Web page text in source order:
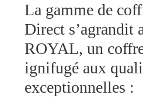
La gamme de
Direct s’agrandit
ROYAL, un
ignifugé aux
exceptionnelles :